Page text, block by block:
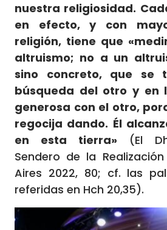
nuestra religiosidad.
en efecto, y con
religión, tiene que
altruismo; no a un
sino concreto, que se
búsqueda del otro y en
generosa con el otro,
regocija dando. Él
en esta tierra» (El
Sendero de la Realización
Aires 2022, 80; cf. las
referidas en Hch 20,35).